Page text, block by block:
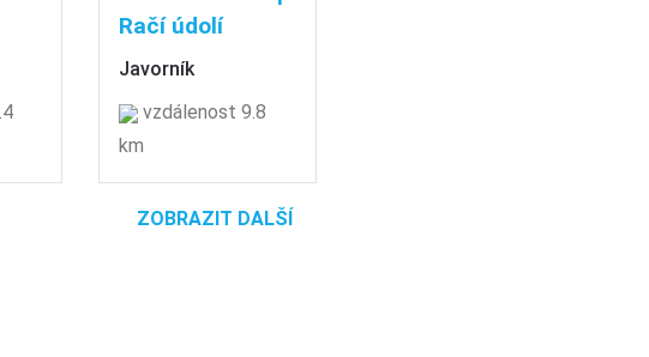
Račí údolí
Javorník
vzdálenost 9.8
km
ZOBRAZIT DALŠÍ